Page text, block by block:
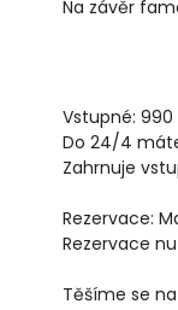
Na závěr
Vstupné:
Do 24/4
Zahrnuje
Rezervace:
Rezervace
Těšíme se